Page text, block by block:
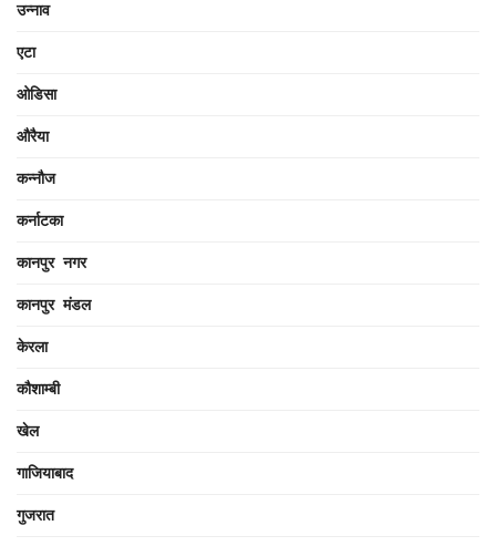
उन्नाव
एटा
ओडिसा
औरैया
कन्नौज
कर्नाटका
कानपुर नगर
कानपुर मंडल
केरला
कौशाम्बी
खेल
गाजियाबाद
गुजरात